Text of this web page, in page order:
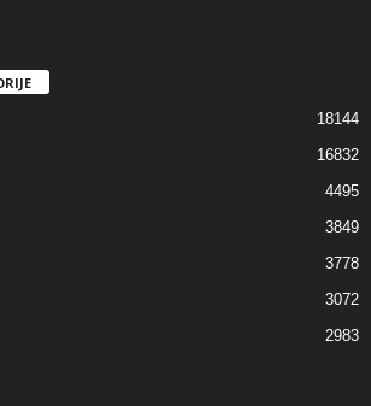
18144
16832
4495
3849
3778
3072
2983